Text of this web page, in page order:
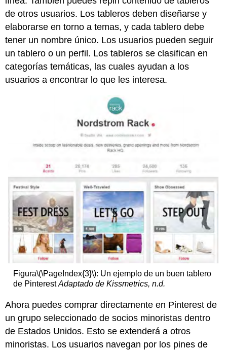
de otros usuarios. Los tableros deben diseñarse y
elaborarse en torno a temas, y cada tablero debe
tener un nombre único. Los usuarios pueden seguir
un tablero o un perfil. Los tableros se clasifican en
categorías temáticas, las cuales ayudan a los
usuarios a encontrar lo que les interesa.
Figura\(\PageIndex{3}\): Un ejemplo de un buen tablero
de PinterestAdaptado de Kissmetrics, n.d.
Ahora puedes comprar directamente en Pinterest de
un grupo seleccionado de socios minoristas dentro
de Estados Unidos. Esto se extenderá a otros
minoristas. Los usuarios navegan por los pines de